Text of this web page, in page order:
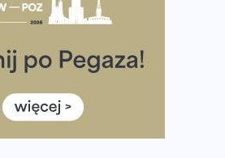
się na weekend z
Powstania Warszawskiego.
liczba uczestników
– praktyczny